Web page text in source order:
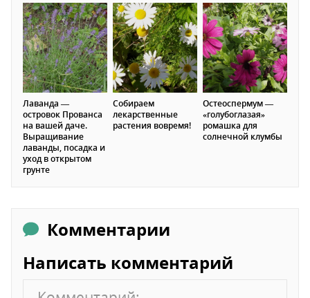
Лаванда —
островок Прованса
на вашей даче.
Выращивание
лаванды, посадка и
уход в открытом
грунте
Собираем
лекарственные
растения вовремя!
Остеоспермум —
«голубоглазая»
ромашка для
солнечной клумбы
Комментарии
Написать комментарий